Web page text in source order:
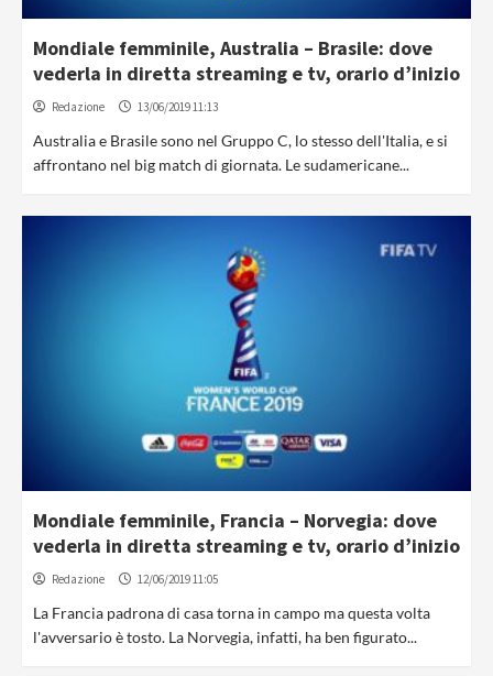
Mondiale femminile, Australia – Brasile: dove
vederla in diretta streaming e tv, orario d’inizio
Redazione 13/06/2019 11:13
Australia e Brasile sono nel Gruppo C, lo stesso dell'Italia, e si
affrontano nel big match di giornata. Le sudamericane...
Mondiale femminile, Francia – Norvegia: dove
vederla in diretta streaming e tv, orario d’inizio
Redazione 12/06/2019 11:05
La Francia padrona di casa torna in campo ma questa volta
l'avversario è tosto. La Norvegia, infatti, ha ben figurato...